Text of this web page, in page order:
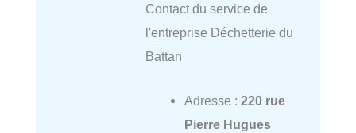
Contact du service de
l'entreprise Déchetterie du
Battan
Adresse : 220 rue
Pierre Hugues